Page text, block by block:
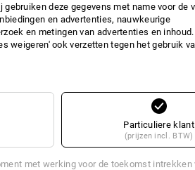
deze gegevens met name voor de
en advertenties, nauwkeurige
en metingen van advertenties en
weigeren' ook verzetten tegen het gebruik
Particuliere klant
(prijzen incl. BTW)
met werking voor de toekomst